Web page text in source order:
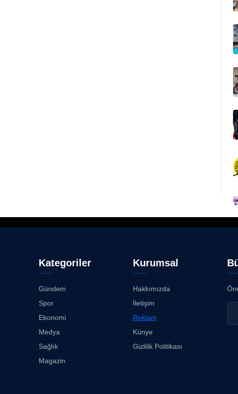
Kategoriler
Gündem
Spor
Ekonomi
Medya
Sağlık
Magazin
Kurumsal
Hakkımızda
İletişim
Reklam
Künye
Gizlilik Politikası